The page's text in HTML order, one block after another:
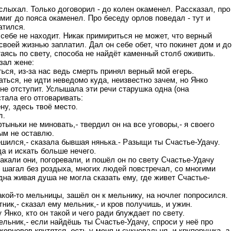
Только договорил - до колен окаменел. Рассказал, про
до пояса окаменел. Про беседу орлов поведал - тут и
не находит. Никак примириться не может, что верный
жизнью заплатил. Дал он себе обет, что покинет дом и до
по свету, способа не найдёт каменный столб оживить.
жене:
из-за нас ведь смерть принял верный мой егерь.
не идти неведомо куда, неизвестно зачем, но Янко
отступит. Услышала эти речи старушка одна (она
его отговаривать:
здесь твоё место.
не миновать,- твердил он на все уговоры,- я своего
не оставлю.
сказала бывшая нянька.- Разыщи ты Счастье-Удачу.
и искать больше нечего.
они, погоревали, и пошёл он по свету Счастье-Удачу
без роздыха, многих людей повстречал, со многими
живая душа не могла сказать ему, где живет Счастье-
то мельницы, зашёл он к мельнику, на ночлег попросился.
сказал ему мельник,- и кров получишь, и ужин.
кто он такой и чего ради блуждает по свету.
если найдёшь ты Счастье-Удачу, спроси у неё про